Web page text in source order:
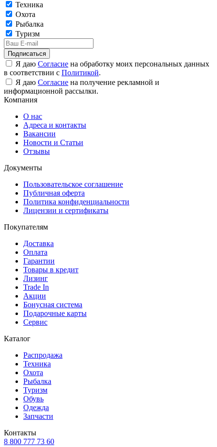
Техника
Охота
Рыбалка
Туризм
Подписаться
Я даю Согласие на обработку моих персональных данных
в соответствии с Политикой.
Я даю Согласие на получение рекламной и
информационной рассылки.
Компания
О нас
Адреса и контакты
Вакансии
Новости и Статьи
Отзывы
Документы
Пользовательское соглашение
Публичная оферта
Политика конфиденциальности
Лицензии и сертификаты
Покупателям
Доставка
Оплата
Гарантии
Товары в кредит
Лизинг
Trade In
Акции
Бонусная система
Подарочные карты
Сервис
Каталог
Распродажа
Техника
Охота
Рыбалка
Туризм
Обувь
Одежда
Запчасти
Контакты
8 800 777 73 60